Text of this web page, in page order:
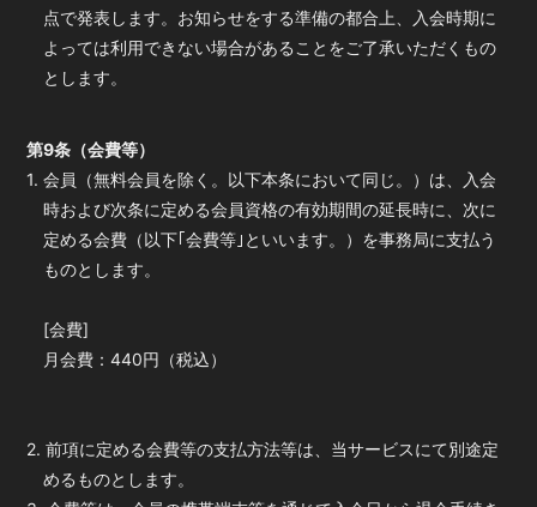
点で発表します。お知らせをする準備の都合上、入会時期に
よっては利用できない場合があることをご了承いただくもの
とします。
第9条（会費等）
1. 会員（無料会員を除く。以下本条において同じ。）は、入会
時および次条に定める会員資格の有効期間の延長時に、次に
定める会費（以下｢会費等｣といいます。）を事務局に支払う
ものとします。
[会費]
月会費：440円（税込）
2. 前項に定める会費等の支払方法等は、当サービスにて別途定
めるものとします。